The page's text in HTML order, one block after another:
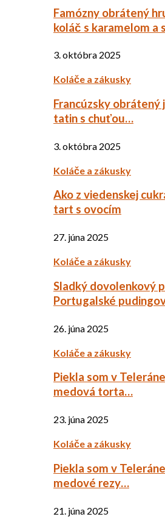
Famózny obrátený
koláč s karamelom a
3. októbra 2025
Koláče a zákusky
Francúzsky
tatin s chuťou…
3. októbra 2025
Koláče a zákusky
Ako z viedenskej
tart s ovocím
27. júna 2025
Koláče a zákusky
Sladký dovolenkový
Portugalské
26. júna 2025
Koláče a zákusky
Piekla som v
medová torta…
23. júna 2025
Koláče a zákusky
Piekla som v
medové rezy…
21. júna 2025